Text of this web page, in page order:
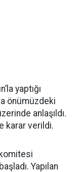
yaptığı
önümüzdeki
anlaşıldı.
karar verildi.
Yapılan